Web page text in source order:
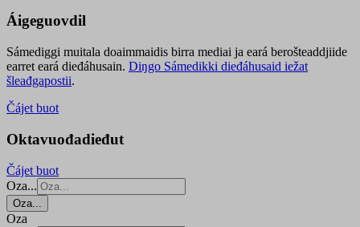
Áigeguovdil
Sámediggi muitala doaimmaidis birra mediai ja eará berošteaddjiide
earret eará dieđáhusain. Diŋgo Sámedikki dieđáhusaid iežat
šleađgapostii.
Čájet buot
Oktavuođadieđut
Čájet buot
Oza...
Oza...
Oza